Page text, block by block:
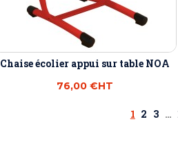
Chaise écolier appui sur table NOA
76,00 €HT
1 2 3 …